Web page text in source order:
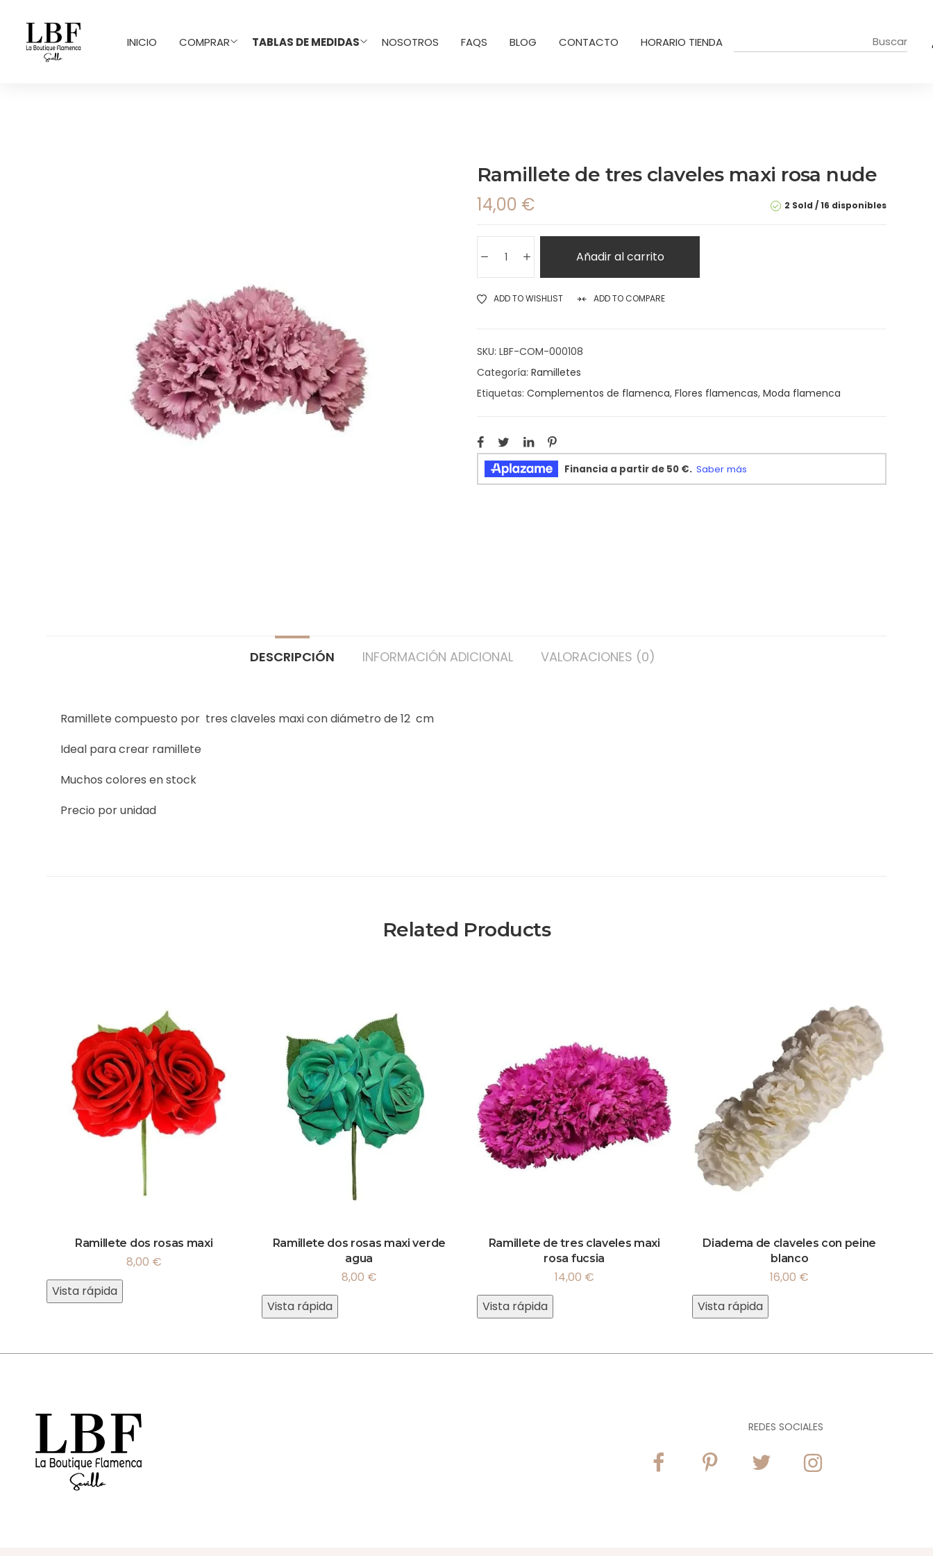
INICIO COMPRAR TABLAS DE MEDIDAS NOSOTROS FAQS BLOG CONTACTO HORARIO TIENDA
Ramillete de tres claveles maxi rosa nude
2 Sold 16 disponibles
14,00 €
Añadir al carrito
ADD TO WISHLIST ADD TO COMPARE
SKU: LBF-COM-000108
Categoría: Ramilletes
Etiquetas: Complementos de flamenca, Flores flamencas, Moda flamenca
DESCRIPCIÓN INFORMACIÓN ADICIONAL VALORACIONES (0)
Ramillete compuesto por tres claveles maxi con diámetro de 12 cm
Ideal para crear ramillete
Muchos colores en stock
Precio por unidad
Related Products
Ramillete dos rosas maxi
8,00 €
Vista rápida
Ramillete dos rosas maxi verde
agua
8,00 €
Vista rápida
Ramillete de tres claveles maxi
rosa fucsia
14,00 €
Vista rápida
Diadema de claveles con peine
blanco
16,00 €
Vista rápida
REDES SOCIALES